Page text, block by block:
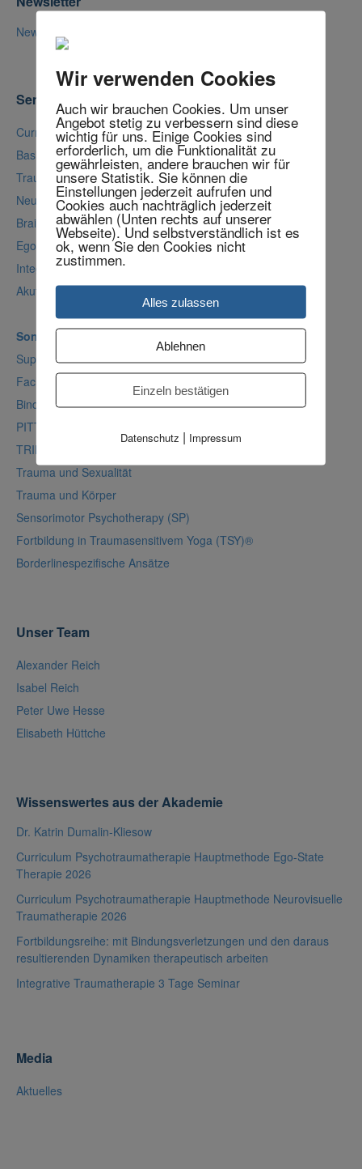
Newsletter bestellen
Seminare
Curriculum Psychotraumatherapie
Basisqualifikation Psychotraumatologie + Stabilisierung 1
Traumatherapeutische Diagnostik + Stabilisierung 2
Neurovisuelle Traumatherapie
Brainspotting nach David Grand
Ego-State Therapie
Integrative Traumatherapie 3-Tage-Seminar
Akuttrauma und Krisenintervention
Sonder-Seminare:
Supervision
Fachvorträge
Bindungstrauma
PITT nach Luise Reddemann
TRIMB
Trauma und Sexualität
Trauma und Körper
Sensorimotor Psychotherapy (SP)
Fortbildung in Traumasensitivem Yoga (TSY)®
Borderlinespezifische Ansätze
Unser Team
Alexander Reich
Isabel Reich
Peter Uwe Hesse
Elisabeth Hüttche
Wissenswertes aus der Akademie
Dr. Katrin Dumalin-Kliesow
Curriculum Psychotraumatherapie Hauptmethode Ego-State
Therapie 2026
Curriculum Psychotraumatherapie Hauptmethode Neurovisuelle
Traumatherapie 2026
Fortbildungsreihe: mit Bindungsverletzungen und den daraus
resultierenden Dynamiken therapeutisch arbeiten
Integrative Traumatherapie 3 Tage Seminar
Media
Aktuelles
Wir verwenden Cookies
Auch wir brauchen Cookies. Um unser
Angebot stetig zu verbessern sind diese
wichtig für uns. Einige Cookies sind
erforderlich, um die Funktionalität zu
gewährleisten, andere brauchen wir für
unsere Statistik. Sie können die
Einstellungen jederzeit aufrufen und
Cookies auch nachträglich jederzeit
abwählen (Unten rechts auf unserer
Webseite). Und selbstverständlich ist es
ok, wenn Sie den Cookies nicht
zustimmen.
Alles zulassen
Ablehnen
Einzeln bestätigen
Datenschutz | Impressum